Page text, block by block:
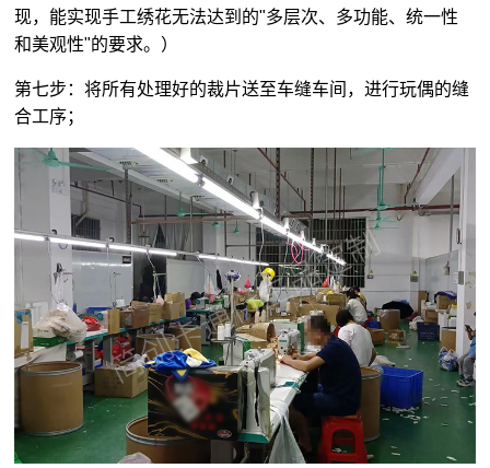
现，能实现手工绣花无法达到的"多层次、多功能、统一性
和美观性"的要求。）
第七步：将所有处理好的裁片送至车缝车间，进行玩偶的缝
合工序；